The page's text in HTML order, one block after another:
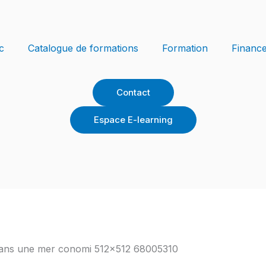
Catalogue de formations Formation
Contact
Espace E-learning